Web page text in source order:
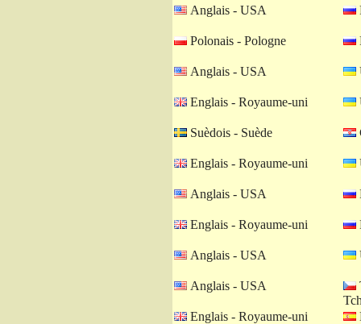
Anglais - USA
Polonais - Pologne
Anglais - USA
Englais - Royaume-uni
Suèdois - Suède
Englais - Royaume-uni
Anglais - USA
Englais - Royaume-uni
Anglais - USA
Anglais - USA
Englais - Royaume-uni